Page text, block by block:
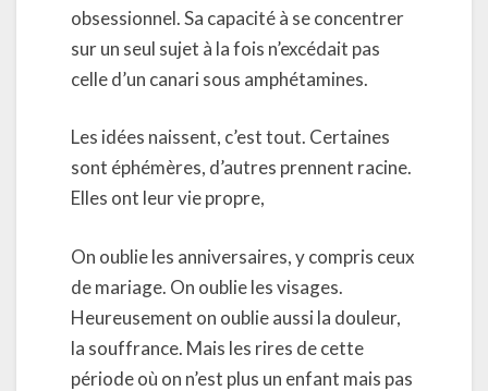
obsessionnel. Sa capacité à se concentrer
sur un seul sujet à la fois n’excédait pas
celle d’un canari sous amphétamines.
Les idées naissent, c’est tout. Certaines
sont éphémères, d’autres prennent racine.
Elles ont leur vie propre,
On oublie les anniversaires, y compris ceux
de mariage. On oublie les visages.
Heureusement on oublie aussi la douleur,
la souffrance. Mais les rires de cette
période où on n’est plus un enfant mais pas